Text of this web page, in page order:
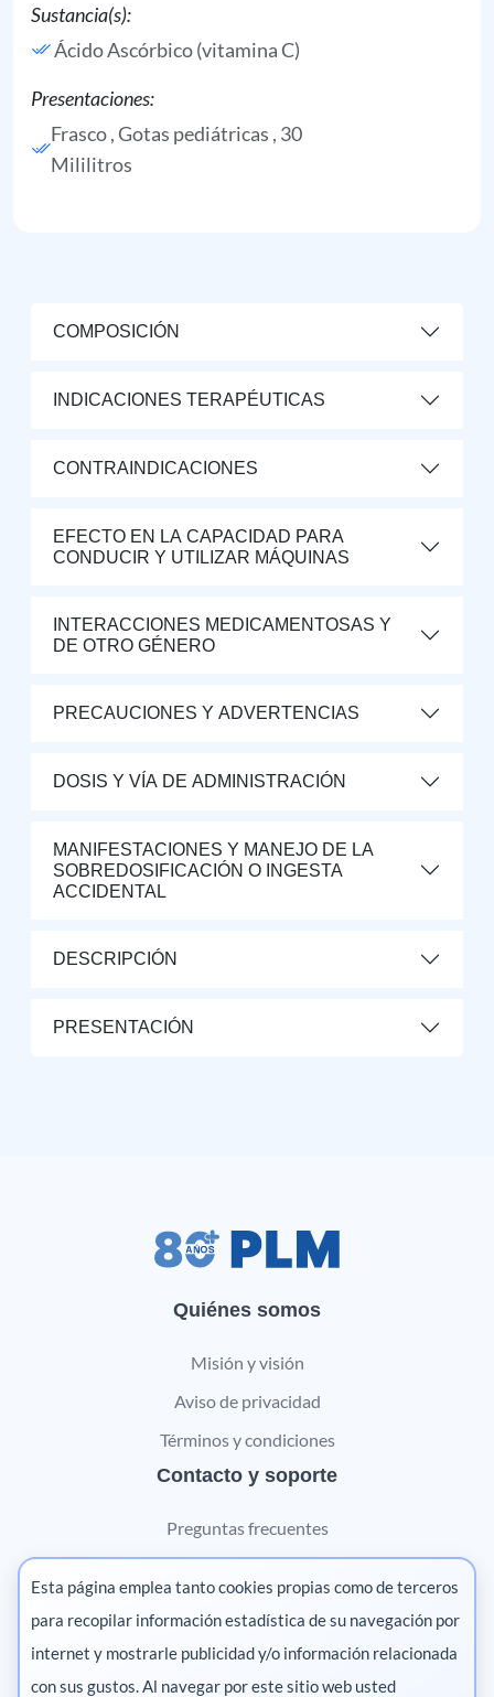
Sustancia(s):
Ácido Ascórbico (vitamina C)
Presentaciones:
Frasco , Gotas pediátricas , 30
Mililitros
COMPOSICIÓN
INDICACIONES TERAPÉUTICAS
CONTRAINDICACIONES
EFECTO EN LA CAPACIDAD PARA
CONDUCIR Y UTILIZAR MÁQUINAS
INTERACCIONES MEDICAMENTOSAS Y
DE OTRO GÉNERO
PRECAUCIONES Y ADVERTENCIAS
DOSIS Y VÍA DE ADMINISTRACIÓN
MANIFESTACIONES Y MANEJO DE LA
SOBREDOSIFICACIÓN O INGESTA
ACCIDENTAL
DESCRIPCIÓN
PRESENTACIÓN
Quiénes somos
Misión y visión
Aviso de privacidad
Términos y condiciones
Contacto y soporte
Preguntas frecuentes
Contáctanos
Marketing digital
Pharma
Esta página emplea tanto cookies propias como de terceros
para recopilar información estadística de su navegación por
internet y mostrarle publicidad y/o información relacionada
con sus gustos. Al navegar por este sitio web usted